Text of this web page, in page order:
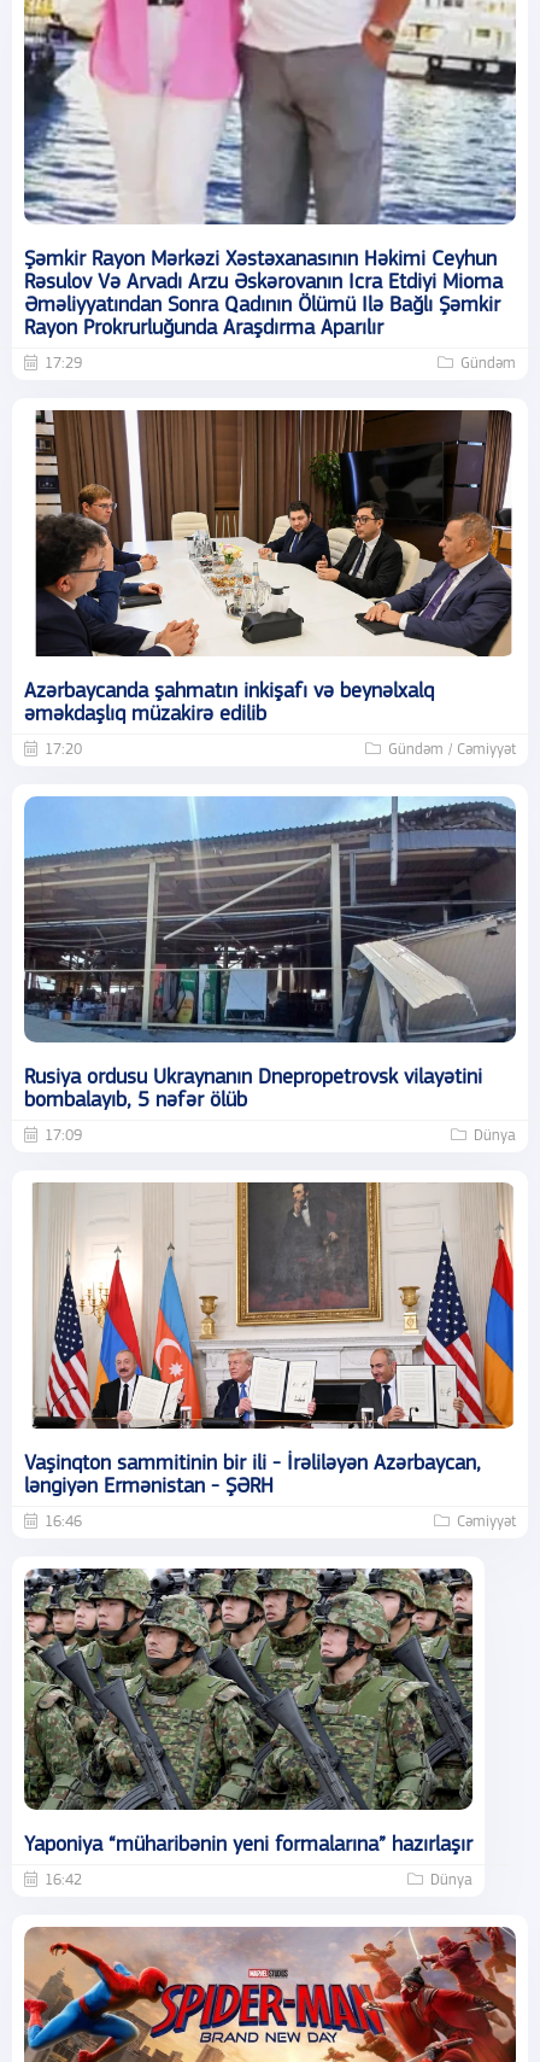
Şəmkir Rayon Mərkəzi Xəstəxanasının Həkimi Ceyhun
Rəsulov Və Arvadı Arzu Əskərovanın Icra Etdiyi Mioma
Əməliyyatından Sonra Qadının Ölümü Ilə Bağlı Şəmkir
Rayon Prokrurluğunda Araşdırma Aparılır
17:29 Gündəm
Azərbaycanda şahmatın inkişafı və beynəlxalq
əməkdaşlıq müzakirə edilib
17:20 Gündəm / Cəmiyyət
Rusiya ordusu Ukraynanın Dnepropetrovsk vilayətini
bombalayıb, 5 nəfər ölüb
17:09 Dünya
Vaşinqton sammitinin bir ili - İrəliləyən Azərbaycan,
ləngiyən Ermənistan - ŞƏRH
16:46 Cəmiyyət
Yaponiya “müharibənin yeni formalarına” hazırlaşır
16:42 Dünya